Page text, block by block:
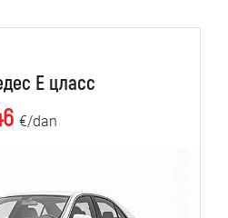
Е цласс
€/dan